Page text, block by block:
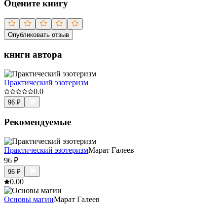
Оцените книгу
Опубликовать отзыв
книги автора
Практический эзотеризм
0.0
96 ₽
Рекомендуемые
Практический эзотеризмМарат Галеев
96 ₽
96 ₽
0.00
Основы магииМарат Галеев